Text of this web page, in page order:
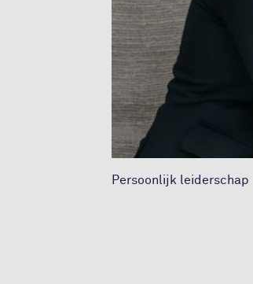
Persoonlijk leiderschap